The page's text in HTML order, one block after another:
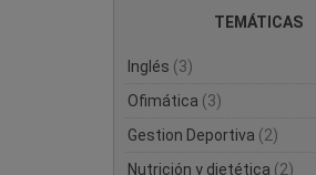
TEMÁTICAS
Inglés (3)
Ofimática (3)
Gestion Deportiva (2)
Nutrición y dietética (2)